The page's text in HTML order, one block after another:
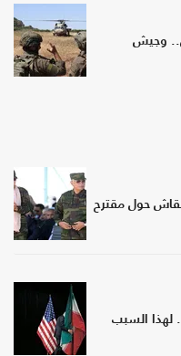
وجيش
حول مقترح
لهذا السبب